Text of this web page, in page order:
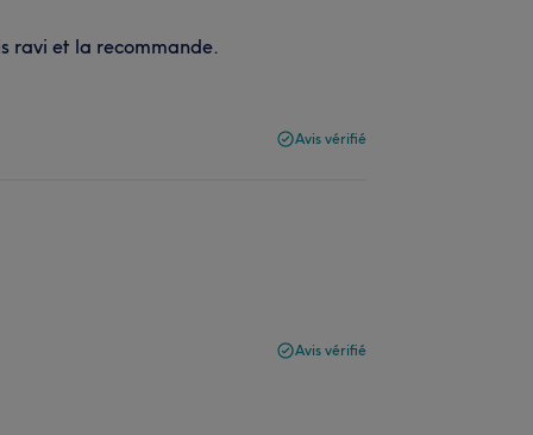
ravi et la recommande.
Avis vérifié
Avis vérifié